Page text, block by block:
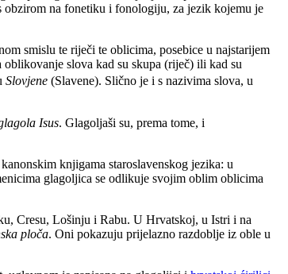
obzirom na fonetiku i fonologiju, za jezik kojemu je
smislu te riječi te oblicima, posebice u najstarijem
slova kad su skupa (riječ) ili kad su
Slovjene (Slavene). Slično je i s nazivima slova, u
Isus. Glagoljaši su, prema tome, i
knjigama staroslavenskog jezika: u
glagoljica se odlikuje svojim oblim oblicima
Cresu, Lošinju i Rabu. U Hrvatskoj, u Istri i na
ploča. Oni pokazuju prijelazno razdoblje iz oble u